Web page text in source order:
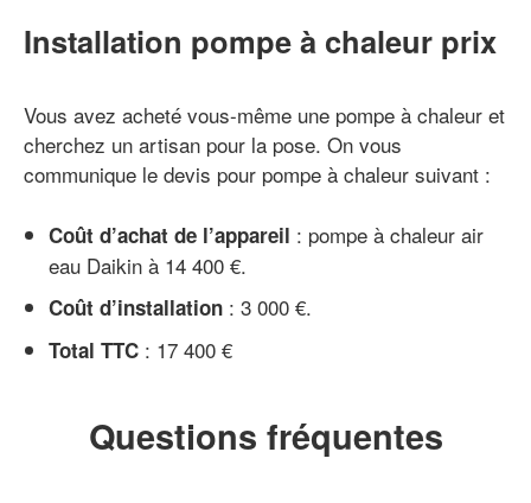
Installation pompe à chaleur prix
Vous avez acheté vous-même une pompe à chaleur et
cherchez un artisan pour la pose. On vous
communique le devis pour pompe à chaleur suivant :
Coût d’achat de l’appareil : pompe à chaleur air
eau Daikin à 14 400 €.
Coût d’installation : 3 000 €.
Total TTC : 17 400 €
Questions fréquentes